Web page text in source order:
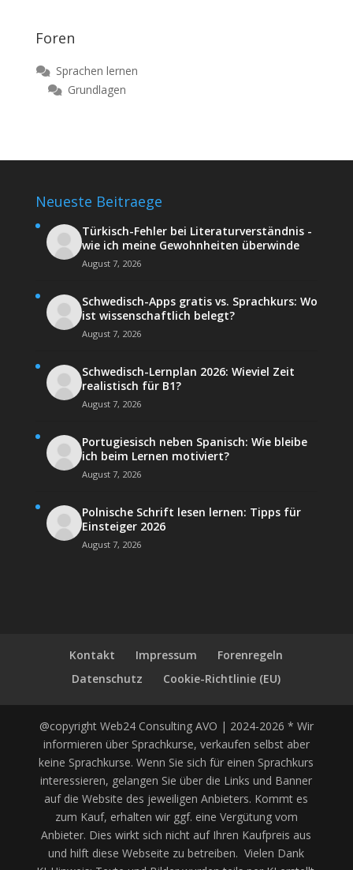
Foren
Sprachen lernen
Grundlagen
Neueste Beitraege
Türkisch-Fehler bei Literaturverständnis -
wie ich meine Gewohnheiten überwinde
August 7, 2026
Schwedisch-Apps gratis vs. Sprachkurs: Wo
ist wissenschaftlich belegt?
August 7, 2026
Schwedisch-Lernplan 2026: Wieviel Zeit
realistisch für B1?
August 7, 2026
Portugiesisch neben Spanisch: Wie bleibe
ich beim Lernen motiviert?
August 7, 2026
Polnische Schrift lesen lernen: Tipps für
Einsteiger 2026
August 7, 2026
Kontakt Impressum
Forenregeln
Datenschutz
Cookie-Richtlinie (EU)
@copyright Web24 Consulting AVO | 2024-2026 * Wir
informieren über Sprachkurse, verkaufen selbst aber
keine Sprachkurse. Wenn Sie sich für einen Sprachkurs
interessieren, gelangen Sie über die Links und Banner
auf die Website des jeweiligen Anbieters. Kommt es
zum Kauf, erhalten wir ggf. eine Vergütung vom
Anbieter. Dies wirkt sich nicht auf Ihren Kaufpreis aus
und hilft diese Webseite zu betreiben. Vielen Dank